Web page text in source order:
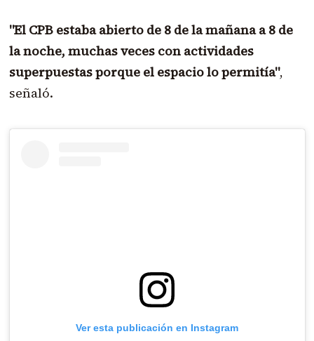
"El CPB estaba abierto de 8 de la mañana a 8 de
la noche, muchas veces con actividades
superpuestas porque el espacio lo permitía",
señaló.
Ver esta publicación en Instagram